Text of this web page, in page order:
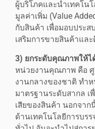
ผู้บริโภคและนำเทคโน
มูลค่าเพิ่ม (Value
กับสินค้า เพื่อมอบประ
เสริมการขายสินค้าแล
3) ยกระดับคุณภาพให้ไ
หน่วยงานคุณภาพ คือ ศู
งานกลางของชาติ ท
มาตรฐานระดับสากล
เสียของสินค้า นอกจาก
ด้านเทคโนโลยีการบร